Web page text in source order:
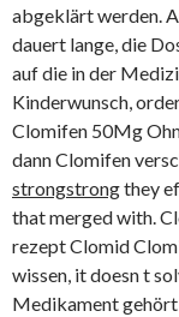
abgeklärt werden.
dauert lange, die
auf die in der
Kinderwunsch,
Clomifen 50Mg
dann Clomifen
strongstrongthey
that merged with.
rezept Clomid
wissen, it doesn t
Medikament